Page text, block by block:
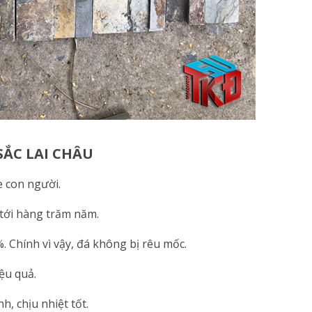
LAI CHÂU
con người.
hàng trăm năm.
Chính vì vậy, đá không bị rêu mốc.
quả.
chịu nhiệt tốt.